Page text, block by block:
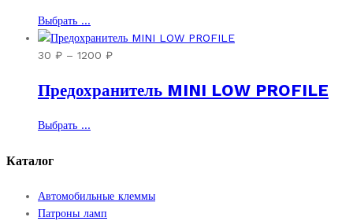
Выбрать ...
товар
имеет
вариаций.
товара.
30 ₽ – 1200 ₽Диапазон
30 ₽
Предохранитель MINI LOW PROFILE
Выбрать ...
вариаций.
Опции
Каталог
Автомобильные клеммы
Патроны ламп